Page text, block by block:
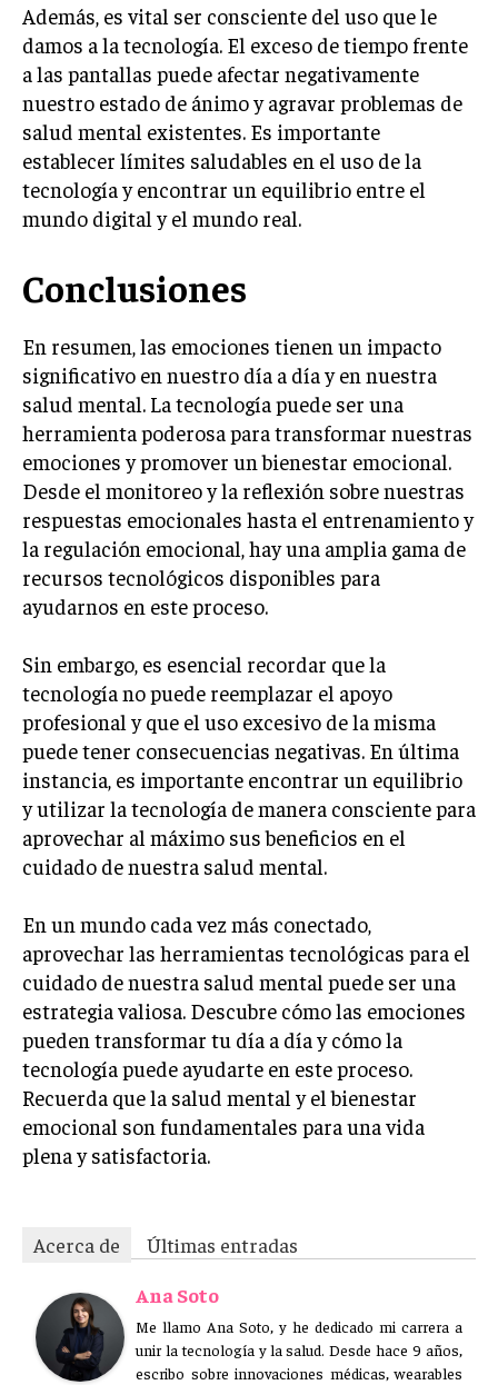
Además, es vital ser consciente del uso que le
damos a la tecnología. El exceso de tiempo frente
a las pantallas puede afectar negativamente
nuestro estado de ánimo y agravar problemas de
salud mental existentes. Es importante
establecer límites saludables en el uso de la
tecnología y encontrar un equilibrio entre el
mundo digital y el mundo real.
Conclusiones
En resumen, las emociones tienen un impacto
significativo en nuestro día a día y en nuestra
salud mental. La tecnología puede ser una
herramienta poderosa para transformar nuestras
emociones y promover un bienestar emocional.
Desde el monitoreo y la reflexión sobre nuestras
respuestas emocionales hasta el entrenamiento y
la regulación emocional, hay una amplia gama de
recursos tecnológicos disponibles para
ayudarnos en este proceso.
Sin embargo, es esencial recordar que la
tecnología no puede reemplazar el apoyo
profesional y que el uso excesivo de la misma
puede tener consecuencias negativas. En última
instancia, es importante encontrar un equilibrio
y utilizar la tecnología de manera consciente para
aprovechar al máximo sus beneficios en el
cuidado de nuestra salud mental.
En un mundo cada vez más conectado,
aprovechar las herramientas tecnológicas para el
cuidado de nuestra salud mental puede ser una
estrategia valiosa. Descubre cómo las emociones
pueden transformar tu día a día y cómo la
tecnología puede ayudarte en este proceso.
Recuerda que la salud mental y el bienestar
emocional son fundamentales para una vida
plena y satisfactoria.
Acerca de
Últimas entradas
Ana Soto
Me llamo Ana Soto, y he dedicado mi carrera a
unir la tecnología y la salud. Desde hace 9 años,
escribo sobre innovaciones médicas, wearables